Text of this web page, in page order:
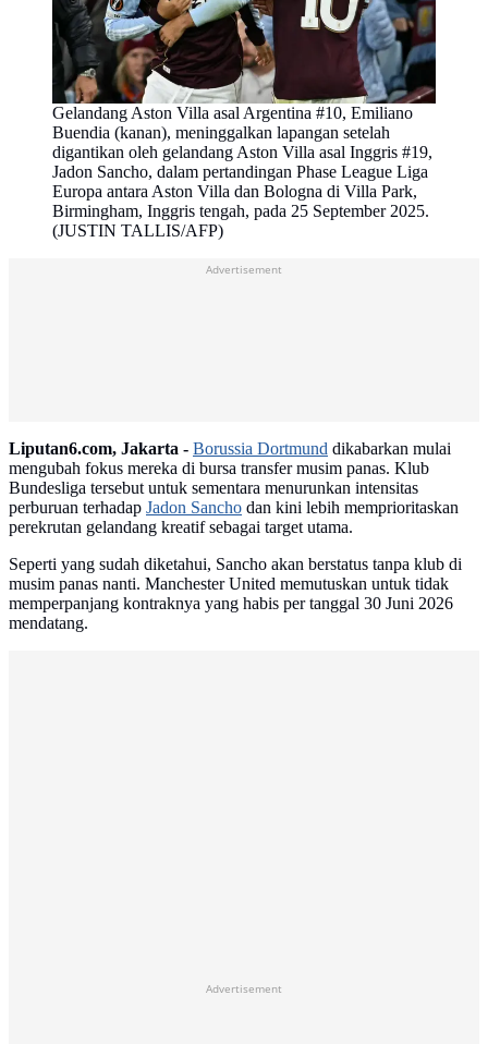
Gelandang Aston Villa asal Argentina #10, Emiliano
Buendia (kanan), meninggalkan lapangan setelah
digantikan oleh gelandang Aston Villa asal Inggris #19,
Jadon Sancho, dalam pertandingan Phase League Liga
Europa antara Aston Villa dan Bologna di Villa Park,
Birmingham, Inggris tengah, pada 25 September 2025.
(JUSTIN TALLIS/AFP)
Advertisement
Liputan6.com, Jakarta - Borussia Dortmund dikabarkan mulai
mengubah fokus mereka di bursa transfer musim panas. Klub
Bundesliga tersebut untuk sementara menurunkan intensitas
perburuan terhadap Jadon Sancho dan kini lebih memprioritaskan
perekrutan gelandang kreatif sebagai target utama.
Seperti yang sudah diketahui, Sancho akan berstatus tanpa klub di
musim panas nanti. Manchester United memutuskan untuk tidak
memperpanjang kontraknya yang habis per tanggal 30 Juni 2026
mendatang.
Advertisement